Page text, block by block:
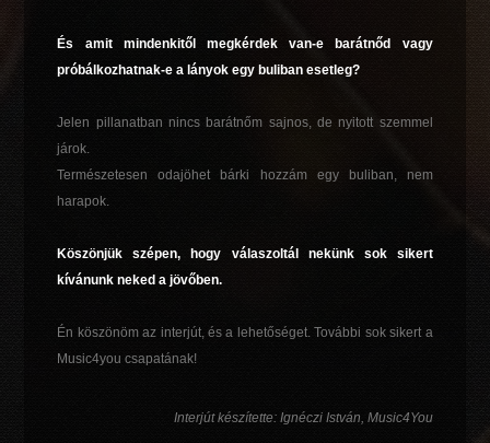
És amit mindenkitől megkérdek van-e barátnőd vagy
próbálkozhatnak-e a lányok egy buliban esetleg?
Jelen pillanatban nincs barátnőm sajnos, de nyitott szemmel
járok.
Természetesen odajöhet bárki hozzám egy buliban, nem
harapok.
Köszönjük szépen, hogy válaszoltál nekünk sok sikert
kívánunk neked a jövőben.
Én köszönöm az interjút, és a lehetőséget. További sok sikert a
Music4you csapatának!
Interjút készítette: Ignéczi István, Music4You